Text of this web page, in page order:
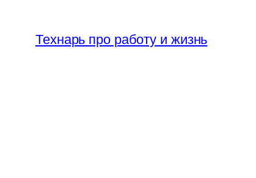
содержимому
Технарь про работу и жизнь